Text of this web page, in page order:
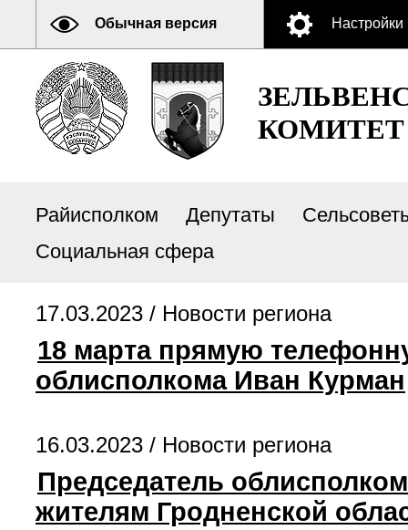
Обычная версия Настройки
КОМИТЕТ
Райисполком Депутаты
Социальная сфера
17.03.2023 / Новости региона
18 марта прямую
облисполкома Иван Курман
16.03.2023 / Новости региона
Председатель
жителям Гродненской